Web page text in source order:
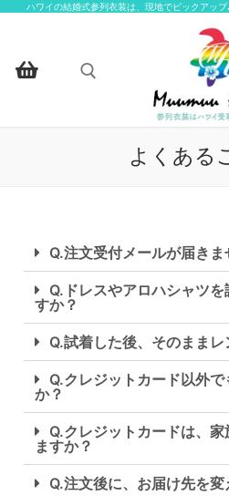
ハワイの結婚式参列衣装は、現地でピックアッ
楽々レンタルについて
楽々レンタル衣装一覧
楽々レンタル衣装一覧
アイテムから探す
アイテムから探す
アロハシャツ
アロハシャツ
ムームー・ハワイアンドレ
お揃いの柄から探す
お揃いの柄から探す
セレス
お揃いの色から探す
お揃いの色から探す
大きいサイズ（2XL〜）
お客様ギャラリー
お問い合わせ
よくある
Q.注文受付メールが届きま
Q.ドレスやアロハシャツ
すか？
Q.試着した後、そのまま
Q.クレジットカード以外
か？
Q.クレジットカードは、
ますか？
Q.注文後に、お届け先を変